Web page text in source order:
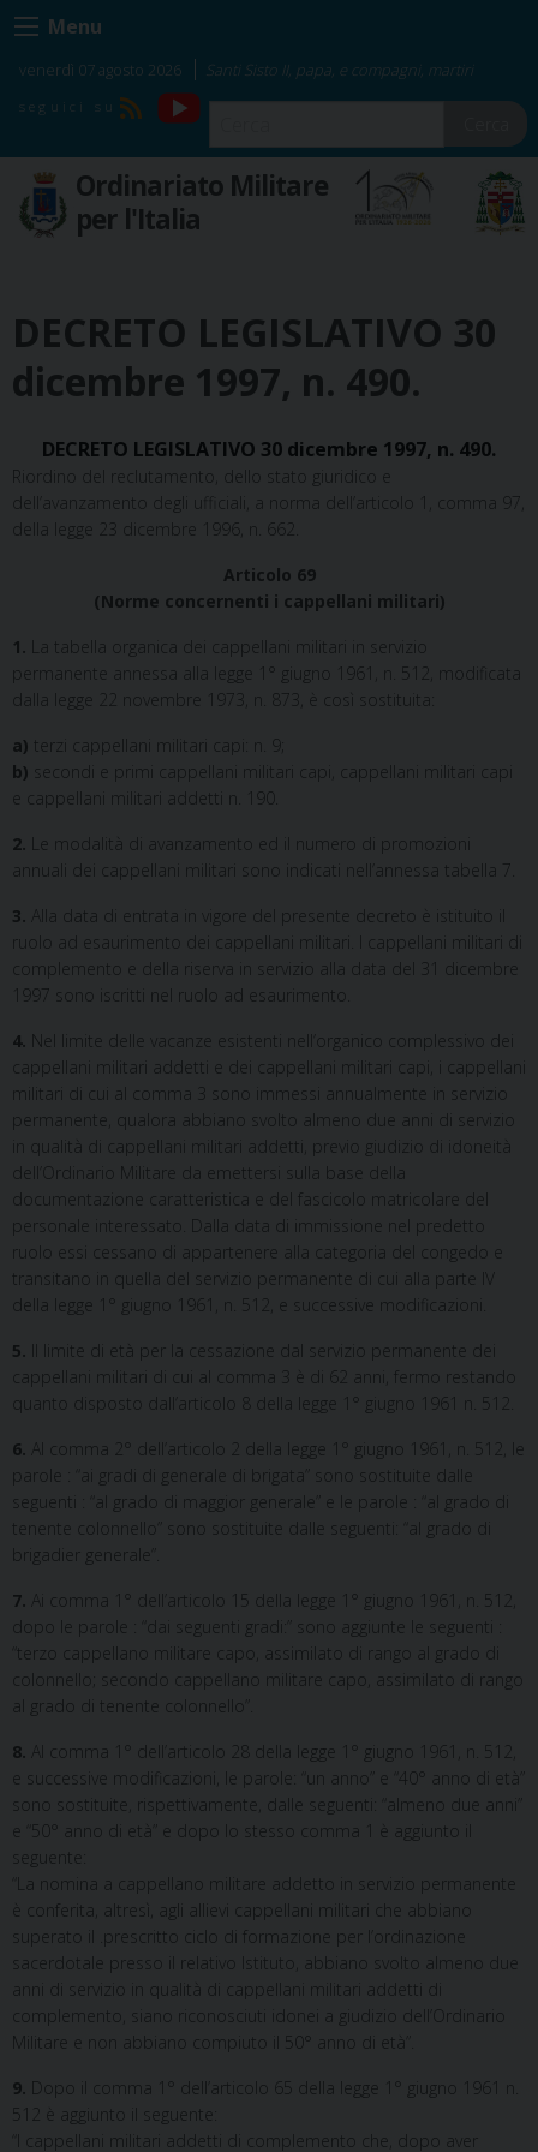
Skip
to
content
Menu
venerdì 07 agosto 2026 Santi Sisto II, papa, e compagni, martiri
RSS
YouTube
Ordinariato Militare
per l'Italia
DECRETO LEGISLATIVO 30
dicembre 1997, n. 490.
DECRETO LEGISLATIVO 30 dicembre 1997, n. 490.
Riordino del reclutamento, dello stato giuridico e
dell’avanzamento degli ufficiali, a norma dell’articolo 1, comma 97,
della legge 23 dicembre 1996, n. 662.
Articolo 69
(Norme concernenti i cappellani militari)
1. La tabella organica dei cappellani militari in servizio
permanente annessa alla legge 1° giugno 1961, n. 512, modificata
dalla legge 22 novembre 1973, n. 873, è così sostituita:
a) terzi cappellani militari capi: n. 9;
b) secondi e primi cappellani militari capi, cappellani militari capi
e cappellani militari addetti n. 190.
2. Le modalità di avanzamento ed il numero di promozioni
annuali dei cappellani militari sono indicati nell’annessa tabella 7.
3. Alla data di entrata in vigore del presente decreto è istituito il
ruolo ad esaurimento dei cappellani militari. I cappellani militari di
complemento e della riserva in servizio alla data del 31 dicembre
1997 sono iscritti nel ruolo ad esaurimento.
4. Nel limite delle vacanze esistenti nell’organico complessivo dei
cappellani militari addetti e dei cappellani militari capi, i cappellani
militari di cui al comma 3 sono immessi annualmente in servizio
permanente, qualora abbiano svolto almeno due anni di servizio
in qualità di cappellani militari addetti, previo giudizio di idoneità
dell’Ordinario Militare da emettersi sulla base della
documentazione caratteristica e del fascicolo matricolare del
personale interessato. Dalla data di immissione nel predetto
ruolo essi cessano di appartenere alla categoria del congedo e
transitano in quella del servizio permanente di cui alla parte IV
della legge 1° giugno 1961, n. 512, e successive modificazioni.
5. Il limite di età per la cessazione dal servizio permanente dei
cappellani militari di cui al comma 3 è di 62 anni, fermo restando
quanto disposto dall’articolo 8 della legge 1° giugno 1961 n. 512.
6. Al comma 2° dell’articolo 2 della legge 1° giugno 1961, n. 512, le
parole : “ai gradi di generale di brigata” sono sostituite dalle
seguenti : “al grado di maggior generale” e le parole : “al grado di
tenente colonnello” sono sostituite dalle seguenti: “al grado di
brigadier generale”.
7. Ai comma 1° dell’articolo 15 della legge 1° giugno 1961, n. 512,
dopo le parole : “dai seguenti gradi:” sono aggiunte le seguenti :
“terzo cappellano militare capo, assimilato di rango al grado di
colonnello; secondo cappellano militare capo, assimilato di rango
al grado di tenente colonnello”.
8. Al comma 1° dell’articolo 28 della legge 1° giugno 1961, n. 512,
e successive modificazioni, le parole: “un anno” e “40° anno di età”
sono sostituite, rispettivamente, dalle seguenti: “almeno due anni”
e “50° anno di età” e dopo lo stesso comma 1 è aggiunto il
seguente:
“La nomina a cappellano militare addetto in servizio permanente
è conferita, altresì, agli allievi cappellani militari che abbiano
superato il .prescritto ciclo di formazione per l’ordinazione
sacerdotale presso il relativo Istituto, abbiano svolto almeno due
anni di servizio in qualità di cappellani militari addetti di
complemento, siano riconosciuti idonei a giudizio dell’Ordinario
Militare e non abbiano compiuto il 50° anno di età”.
9. Dopo il comma 1° dell’articolo 65 della legge 1° giugno 1961 n.
512 è aggiunto il seguente:
“I cappellani militari addetti di complemento che, dopo aver